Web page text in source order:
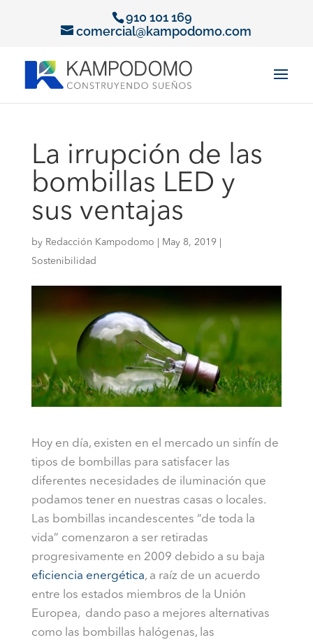
910 101 169
comercial@kampodomo.com
La irrupción de las
bombillas LED y
sus ventajas
by Redacción Kampodomo May 8, 2019|
Sostenibilidad
Hoy en día, existen en el mercado un sinfín de
tipos de bombillas para satisfacer las
diferentes necesidades de iluminación que
podamos tener en nuestras casas o locales.
Las bombillas incandescentes “de toda la
vida” comenzaron a ser retiradas
progresivamente en 2009 debido a su baja
eficiencia energética, a raíz de un acuerdo
entre los estados miembros de la Unión
Europea, dando paso a mejores alternativas
como las bombillas halógenas, las